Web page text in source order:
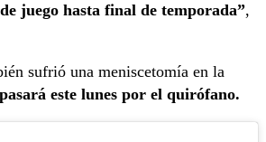
juego hasta final de temporada”,
sufrió una meniscetomía en la
pasará este lunes por el quirófano.